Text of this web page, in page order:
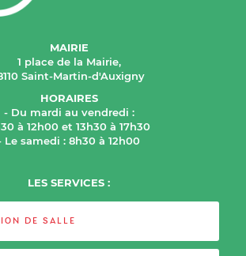
MAIRIE
1 place de la Mairie,
Saint-Martin-d'Auxigny
HORAIRES
- Du mardi au vendredi :
à 12h00 et 13h30 à 17h30
Le samedi : 8h30 à 12h00
LES SERVICES :
DE SALLE